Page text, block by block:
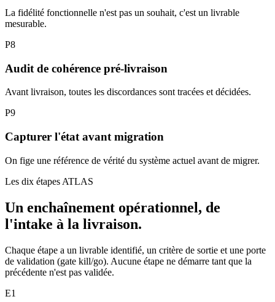
La fidélité fonctionnelle n'est pas un souhait, c'est un livrable
mesurable.
P8
Audit de cohérence pré-livraison
Avant livraison, toutes les discordances sont tracées et décidées.
P9
Capturer l'état avant migration
On fige une référence de vérité du système actuel avant de migrer.
Les dix étapes ATLAS
Un enchaînement opérationnel, de
l'intake à la livraison.
Chaque étape a un livrable identifié, un critère de sortie et une porte
de validation (gate kill/go). Aucune étape ne démarre tant que la
précédente n'est pas validée.
E1